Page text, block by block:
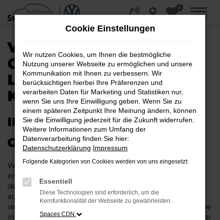
Zum
Hauptinhalt
0
MENÜ
VW KAUFEN, LEASEN
ODER FINANZIEREN |
LIEFERSERVICE NACH
KÖLN
IHR NEUER VW – WIE
GESCHAFFEN FÜR KÖLN
Wenn Sie viel in Köln und Umgebung unterwegs sind,
empfehlen wir Ihnen guten Gewissens ein Fahrzeug
des Herstellers VW. Hintergrund ist unsere Erfahrung
aus mehr als 80 Jahren im Automobilgeschäft. Wir
setzen auf VW für Köln und versprechen Ihnen, dass Sie
in ein rundum überzeugendes Fahrzeug steigen. Dabei
Cookie Einstellungen
Wir nutzen Cookies, um Ihnen die bestmögliche
Nutzung unserer Webseite zu ermöglichen und unsere
Kommunikation mit Ihnen zu verbessern. Wir
berücksichtigen hierbei Ihre Präferenzen und
verarbeiten Daten für Marketing und Statistiken nur,
wenn Sie uns Ihre Einwilligung geben. Wenn Sie zu
einem späteren Zeitpunkt Ihre Meinung ändern, können
Sie die Einwilligung jederzeit für die Zukunft widerrufen.
Weitere Informationen zum Umfang der
Datenverarbeitung finden Sie hier:
Datenschutzerklärung Impressum
Folgende Kategorien von Cookies werden von uns eingesetzt:
Essentiell
Diese Technologien sind erforderlich, um die
Kernfunktionalität der Webseite zu gewährleisten.
Spaces CDN